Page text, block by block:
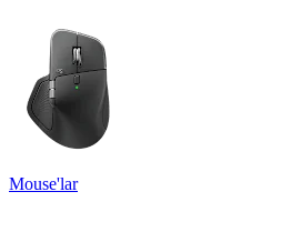
Mouse'lar